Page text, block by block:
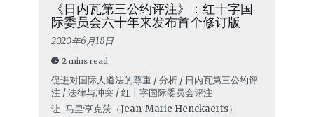
《日内瓦第三公约评注》：红十字国
际委员会六十年来发布首个修订版
2020年6月18日
2 mins read
促进对国际人道法的尊重 / 分析 / 日内瓦第三公约评
注 / 法律与冲突 / 红十字国际委员会评注
让-马里·亨克茨（Jean-Marie Henckaerts）